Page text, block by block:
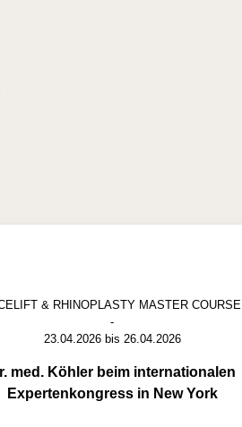
& RHINOPLASTY MASTER COURSE
-
23.04.2026 bis 26.04.2026
med. Köhler beim internationalen
Expertenkongress in New York